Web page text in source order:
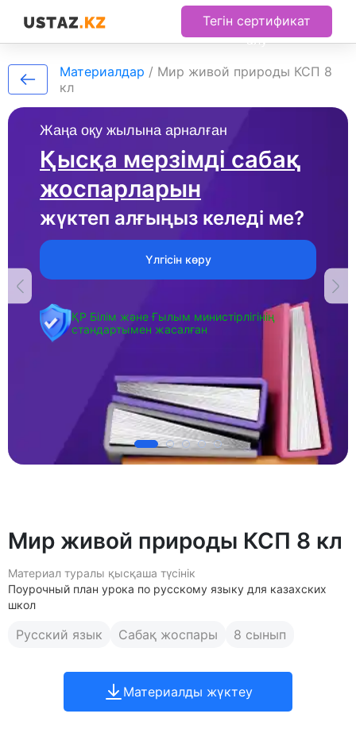
Тегін сертификат
алу
Жаңа оқу жылына арналған
Қысқа мерзімді сабақ
жоспарларын
жүктеп алғыңыз келеді ме?
Үлгісін көру
ҚР Білім және Ғылым министірлігінің
стандартымен жасалған
Материалдар / Мир живой природы КСП 8
кл
Мир живой природы КСП 8 кл
Материал туралы қысқаша түсінік
Поурочный план урока по русскому языку для казахских
школ
Русский язык Сабақ жоспары 8 сынып
Материалды жүктеу